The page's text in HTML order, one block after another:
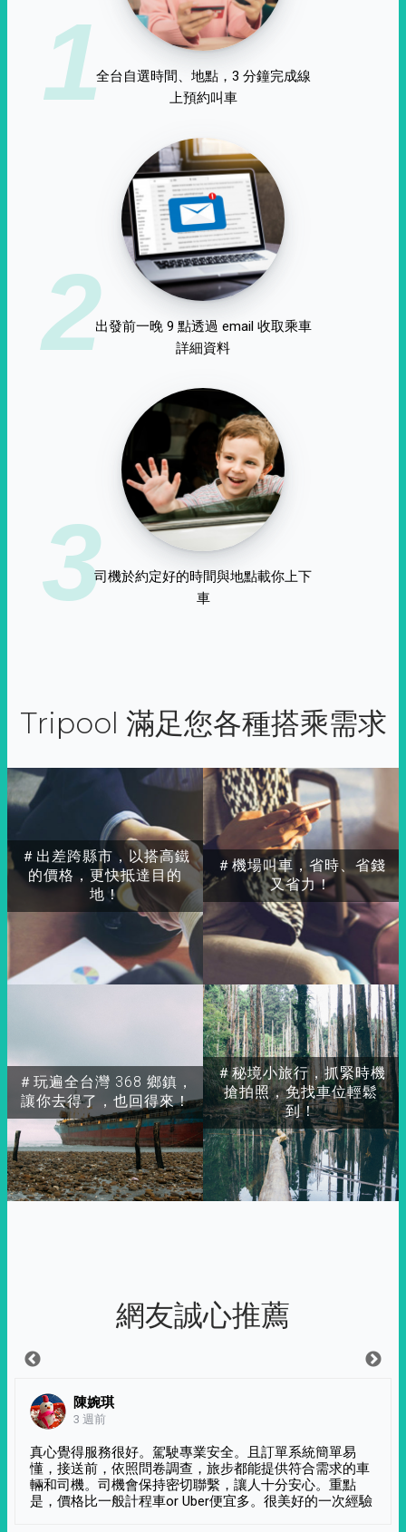
1全台自選時間、地點，3 分鐘完成線
上預約叫車
2出發前一晚 9 點透過 email 收取乘車
詳細資料
3司機於約定好的時間與地點載你上下
車
Tripool 滿足您各種搭乘需求
＃出差跨縣市，以搭高鐵
的價格，更快抵達目的
地！
＃玩遍全台灣 368 鄉鎮，
讓你去得了，也回得來！
＃秘境小旅行，抓緊時機
搶拍照，免找車位輕鬆
到！
＃機場叫車，省時、省錢
又省力！
網友誠心推薦
陳婉琪
3 週前
真心覺得服務很好。駕駛專業安全。且訂單系統簡單易
懂，接送前，依照問卷調查，旅步都能提供符合需求的車
輛和司機。司機會保持密切聯繫，讓人十分安心。重點
是，價格比一般計程車or Uber便宜多。很美好的一次經驗